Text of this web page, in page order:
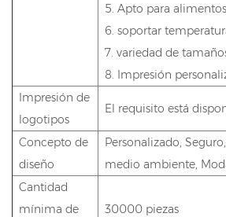
5. Apto para
6. soportar
7. variedad de
8. Impresión
Impresión de
logotipos
El requisito está
Concepto de
diseño
Personalizado,
medio ambiente,
Cantidad
mínima de
30000 piezas